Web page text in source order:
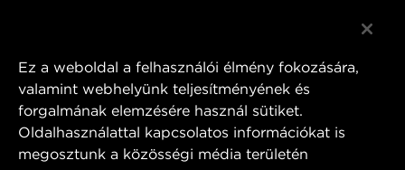
MANN+HUMMEL FT Poland
ul. Wrocławska 145,
Ez a weboldal a felhasználói élmény fokozására,
valamint webhelyünk teljesítményének és
forgalmának elemzésére használ sütiket.
Oldalhasználattal kapcsolatos információkat is
megosztunk a közösségi média területén